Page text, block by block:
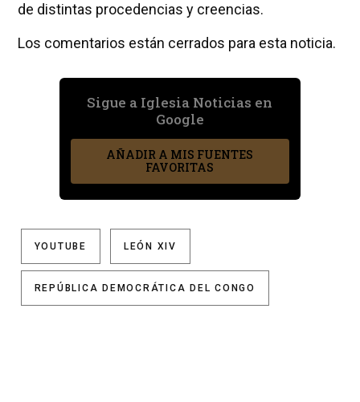
de distintas procedencias y creencias.
Los comentarios están cerrados para esta noticia.
Sigue a Iglesia Noticias en
Google
AÑADIR A MIS FUENTES
FAVORITAS
YOUTUBE LEÓN XIV
REPÚBLICA DEMOCRÁTICA DEL CONGO